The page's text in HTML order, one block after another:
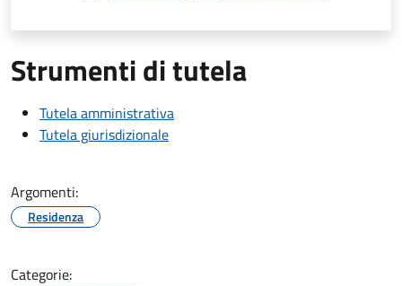
Strumenti di tutela
Tutela amministrativa
Tutela giurisdizionale
Argomenti:
Residenza
Categorie: